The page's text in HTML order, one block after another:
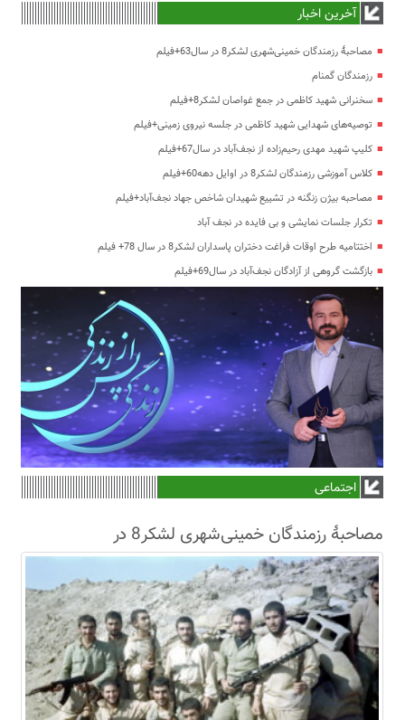
آخرین اخبار
مصاحبۀ رزمندگان خمینی‌شهری لشکر8 در سال63+فیلم
رزمندگان گمنام
سخنرانی شهید کاظمی در جمع غواصان لشکر8+فیلم
توصیه‌های شهدایی شهید کاظمی در جلسه نیروی زمینی+فیلم
کلیپ شهید مهدی رحیم‌زاده از نجف‌آباد در سال67+فیلم
کلاس آموزشی رزمندگان لشکر8 در اوایل دهه60+فیلم
مصاحبه بیژن زنگنه در تشییع شهیدان شاخص جهاد نجف‌آباد+فیلم
تکرار جلسات نمایشی و بی فایده در نجف آباد
اختتامیه طرح اوقات فراغت دختران پاسداران لشکر8 در سال 78+ فیلم
بازگشت گروهی از آزادگان نجف‌آباد در سال69+فیلم
اجتماعی
مصاحبۀ رزمندگان خمینی‌شهری لشکر8 در
سال63+فیلم